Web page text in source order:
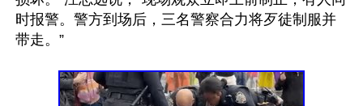
时报警。警方到场后，三名警察合力将歹徒制服并
带走。”